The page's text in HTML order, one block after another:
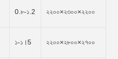
0.৮-১.2 ২২০০×২৩০০×২২০০
১-১।5 ২২০০×২৮০০×২৭০০